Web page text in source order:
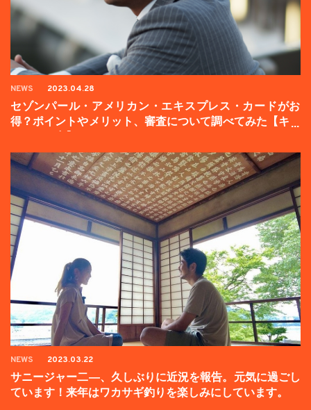
NEWS 2023.04.28
セゾンパール・アメリカン・エキスプレス・カードがお
得？ポイントやメリット、審査について調べてみた【キャ
NEWS 2023.03.22
サニージャー二―、久しぶりに近況を報告。元気に過ごし
ています！来年はワカサギ釣りを楽しみにしています。